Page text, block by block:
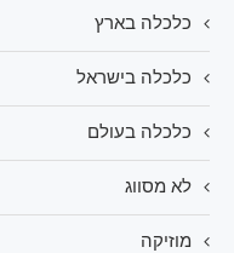
כלכלה בארץ
כלכלה בישראל
כלכלה בעולם
לא מסווג
מוזיקה